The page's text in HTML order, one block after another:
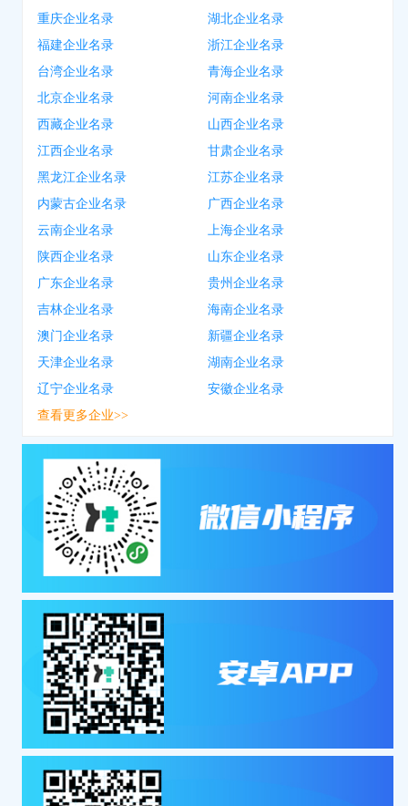
重庆企业名录
湖北企业名录
福建企业名录
浙江企业名录
台湾企业名录
青海企业名录
北京企业名录
河南企业名录
西藏企业名录
山西企业名录
江西企业名录
甘肃企业名录
黑龙江企业名录
江苏企业名录
内蒙古企业名录
广西企业名录
云南企业名录
上海企业名录
陕西企业名录
山东企业名录
广东企业名录
贵州企业名录
吉林企业名录
海南企业名录
澳门企业名录
新疆企业名录
天津企业名录
湖南企业名录
辽宁企业名录
安徽企业名录
查看更多企业>>